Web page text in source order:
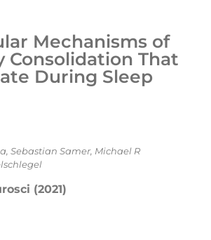
Mechanisms of
Consolidation That
During Sleep
Sebastian Samer, Michael R
(2021)